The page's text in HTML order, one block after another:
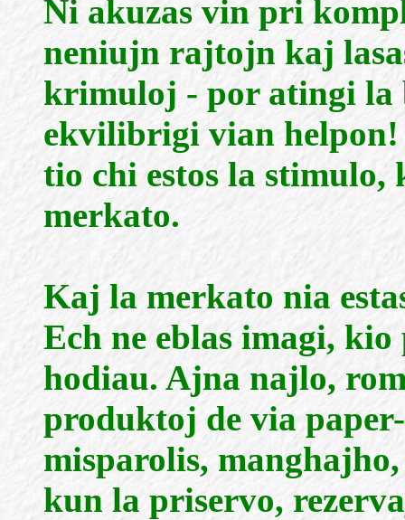
Ni akuzas vin pri
neniujn rajtojn kaj
krimuloj - por atingi la
ekvilibrigi vian helpon!
tio chi estos la stimulo,
merkato.
Kaj la merkato nia
Ech ne eblas imagi, kio
hodiau. Ajna najlo,
produktoj de via
misparolis,
kun la priservo,